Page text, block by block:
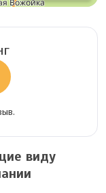
виду